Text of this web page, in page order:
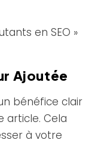
en SEO »
Ajoutée
bénéfice clair
article. Cela
à votre